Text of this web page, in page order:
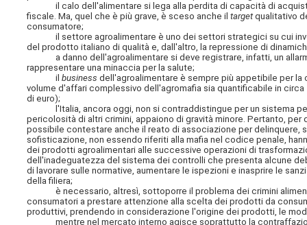
il calo dell'alimentare si lega alla perdita di capacità di
fiscale. Ma, quel che è più grave, è sceso anche iltargetqualitativo
consumatore;
il settore agroalimentare è uno dei settori strategici su cui
del prodotto italiano di qualità e, dall'altro, la repressione di
a danno dell'agroalimentare si deve registrare, infatti, un
rappresentare una minaccia per la salute;
ilbusiness dell'agroalimentare è sempre più appetibile per
volume d'affari complessivo dell'agromafia sia quantificabile in
di euro);
l'Italia, ancora oggi, non si contraddistingue per un sistema
pericolosità di altri crimini, appaiono di gravità minore. Pertanto,
possibile contestare anche il reato di associazione per delinquere,
sofisticazione, non essendo riferiti alla mafia nel codice penale,
dei prodotti agroalimentari alle successive operazioni di
dell'inadeguatezza del sistema dei controlli che presenta alcune
di lavorare sulle normative, aumentare le ispezioni e inasprire le
della filiera;
è necessario, altresì, sottoporre il problema dei crimini
consumatori a prestare attenzione alla scelta dei prodotti da
produttivi, prendendo in considerazione l'origine dei prodotti, le
mentre nel mercato interno agisce soprattutto la